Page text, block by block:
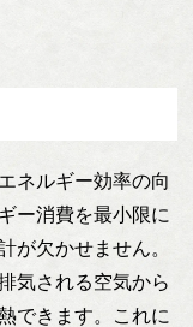
ネルギー効率の向
ー消費を最小限に
が欠かせません。
気される空気から
できます。これに